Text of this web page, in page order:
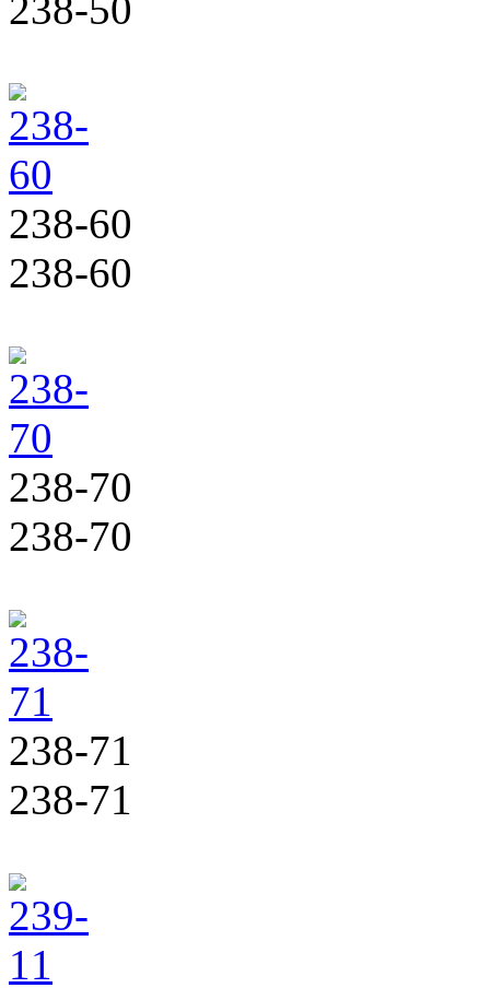
238-60
238-60
238-70
238-70
238-71
238-71